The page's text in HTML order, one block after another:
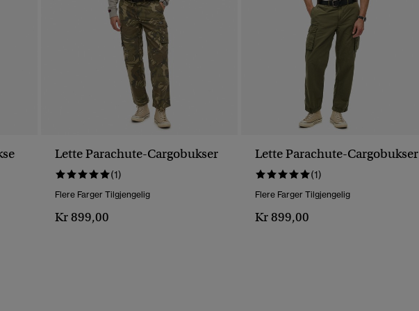
Lette Parachute-Cargobukser
(1)
Flere Farger Tilgjengelig
Kr 899,00
Lette Parachute-Cargobukser
(1)
Flere Farger Tilgjengelig
Kr 899,00